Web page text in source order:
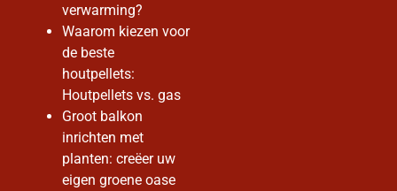
verwarming?
Waarom kiezen voor
de beste
houtpellets:
Houtpellets vs. gas
Groot balkon
inrichten met
planten: creëer uw
eigen groene oase